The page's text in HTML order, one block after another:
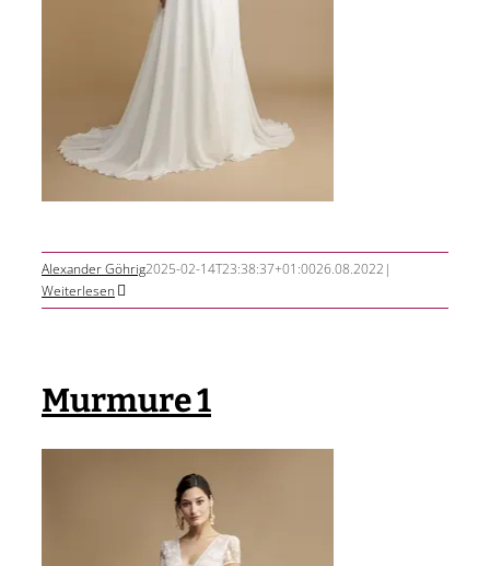
Alexander Göhrig2025-02-14T23:38:37+01:0026.08.2022 |
Weiterlesen
Murmure 1